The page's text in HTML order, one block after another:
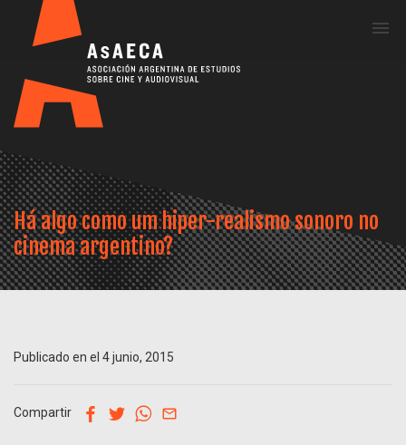
Há algo como um hiper-realismo sonoro no
cinema argentino?
Publicado en el 4 junio, 2015
Compartir facebook
twitterwhatsapp